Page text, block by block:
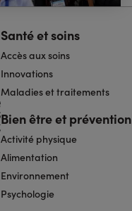
Navigation
de
page
Santé et soins
Accès aux soins
Innovations
Maladies et traitements
Bien être et prévention
Activité physique
Alimentation
Environnement
Psychologie